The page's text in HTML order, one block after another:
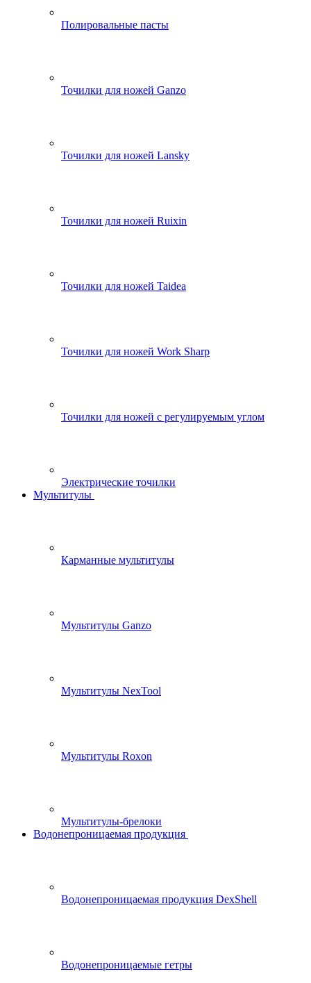
Полировальные пасты
Точилки для ножей Ganzo
Точилки для ножей Lansky
Точилки для ножей Ruixin
Точилки для ножей Taidea
Точилки для ножей Work Sharp
Точилки для ножей с регулируемым углом
Электрические точилки
Мультитулы
Карманные мультитулы
Мультитулы Ganzo
Мультитулы NexTool
Мультитулы Roxon
Мультитулы-брелоки
Водонепроницаемая продукция
Водонепроницаемая продукция DexShell
Водонепроницаемые гетры